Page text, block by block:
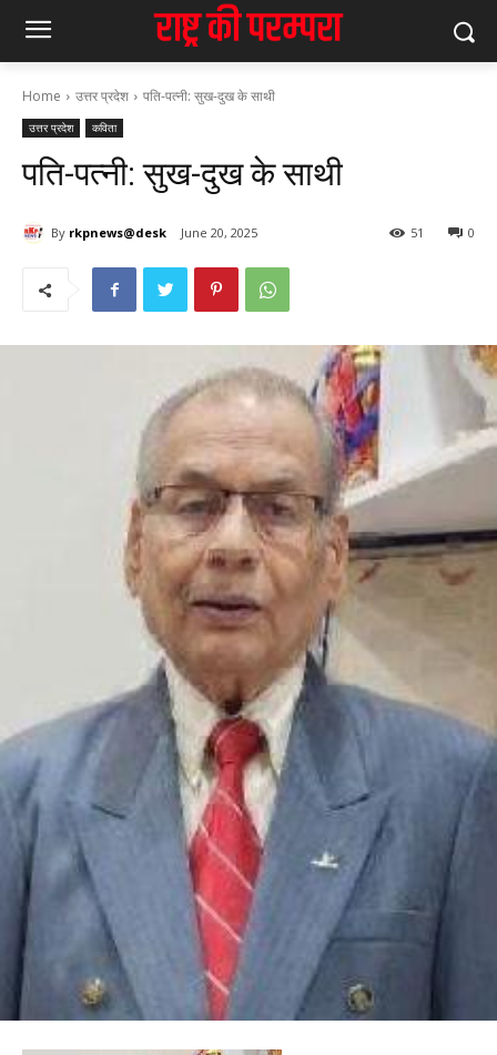
Home उत्तर प्रदेश पति-पत्नी: सुख-दुख के साथी
उत्तर प्रदेश कविता
पति-पत्नी: सुख-दुख के साथी
By rkpnews@desk June 20, 2025 0
51